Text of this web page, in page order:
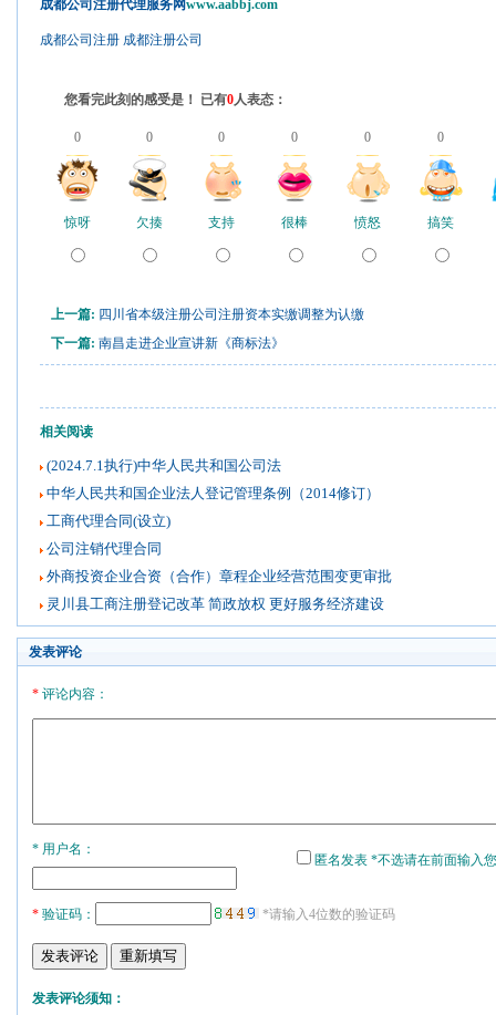
成都公司注册代理服务网www.aabbj.com
成都公司注册 成都注册公司
您看完此刻的感受是！ 已有0人表态：
0 0 0 0 0 0
惊呀 欠揍 支持 很棒 愤怒 搞笑
上一篇: 四川省本级注册公司注册资本实缴调整为认缴
下一篇: 南昌走进企业宣讲新《商标法》
相关阅读
(2024.7.1执行)中华人民共和国公司法
中华人民共和国企业法人登记管理条例（2014修订）
工商代理合同(设立)
公司注销代理合同
外商投资企业合资（合作）章程企业经营范围变更审批
灵川县工商注册登记改革 简政放权 更好服务经济建设
发表评论
*评论内容：
* 用户名：
匿名发表 *不选请在前面输入
*验证码： *请输入4位数的验证码
发表评论须知：